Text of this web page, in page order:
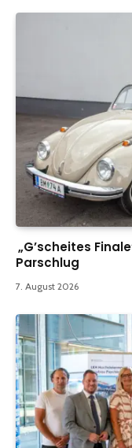
„G’scheites
Parschlug
7. August 2026